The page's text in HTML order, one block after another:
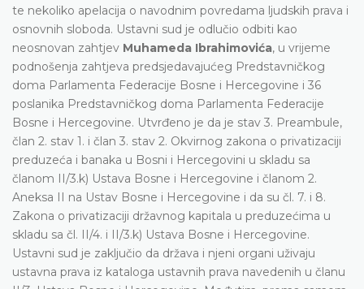
te nekoliko apelacija o navodnim povredama ljudskih prava i
osnovnih sloboda. Ustavni sud je odlučio odbiti kao
neosnovan zahtjev Muhameda Ibrahimovića, u vrijeme
podnošenja zahtjeva predsjedavajućeg Predstavničkog
doma Parlamenta Federacije Bosne i Hercegovine i 36
poslanika Predstavničkog doma Parlamenta Federacije
Bosne i Hercegovine. Utvrđeno je da je stav 3. Preambule,
član 2. stav 1. i član 3. stav 2. Okvirnog zakona o privatizaciji
preduzeća i banaka u Bosni i Hercegovini u skladu sa
članom II/3.k) Ustava Bosne i Hercegovine i članom 2.
Aneksa II na Ustav Bosne i Hercegovine i da su čl. 7. i 8.
Zakona o privatizaciji državnog kapitala u preduzećima u
skladu sa čl. II/4. i II/3.k) Ustava Bosne i Hercegovine.
Ustavni sud je zaključio da država i njeni organi uživaju
ustavna prava iz kataloga ustavnih prava navedenih u članu